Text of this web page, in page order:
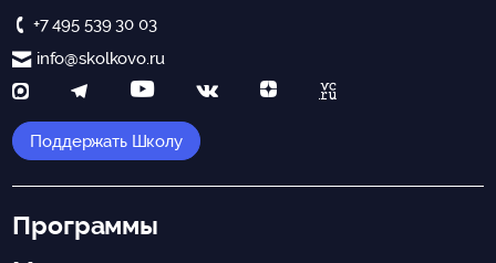
+7 495 539 30 03
info@skolkovo.ru
Поддержать Школу
Программы